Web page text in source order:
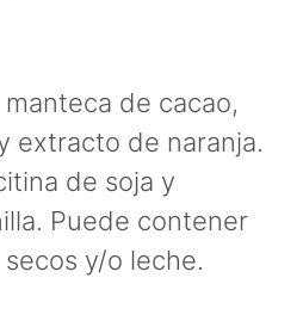
de cacao,
extracto de naranja.
de soja y
Puede contener
y/o leche.